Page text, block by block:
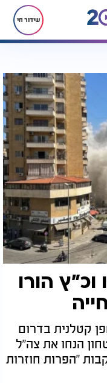
שידור חי
וכ"ץ הורו
קטלנית בדרום
הנחו את צה"ל
"הפרות חוזרות